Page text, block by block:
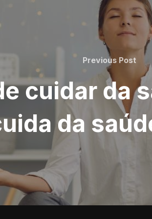
Previous
Post
Previous Post
cuidar da
da